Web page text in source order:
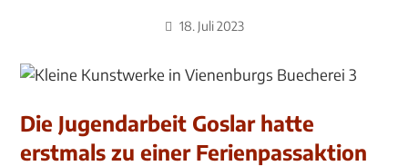
18. Juli 2023
Die Jugendarbeit Goslar hatte
erstmals zu einer Ferienpassaktion